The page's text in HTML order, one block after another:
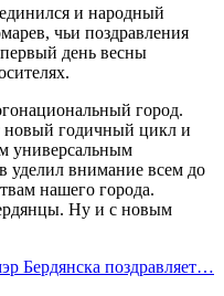
и народный
чьи поздравления
день весны
город.
новый годичный цикл и
универсальным
уделил внимание всем до
нашего города.
Ну и с новым
Бердянска поздравляет…